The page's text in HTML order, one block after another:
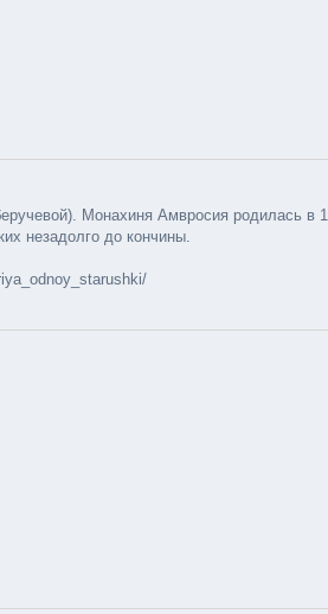
Монахиня Амвросия родилась в
незадолго до кончины.